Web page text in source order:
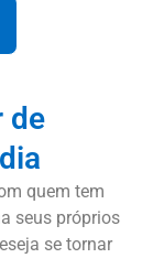
de
quem tem
seus próprios
se tornar